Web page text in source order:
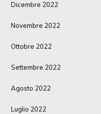
Dicembre 2022
Novembre 2022
Ottobre 2022
Settembre 2022
Agosto 2022
Luglio 2022